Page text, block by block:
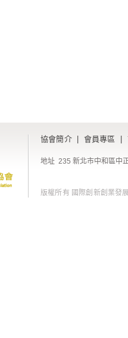
協會簡介| 會員專區
地址 235 新北市中和區中
版權所有 國際創新創業